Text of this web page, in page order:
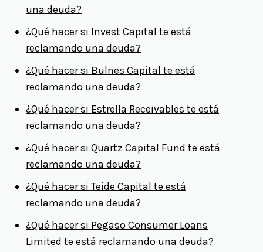
una deuda?
¿Qué hacer si Invest Capital te está
reclamando una deuda?
¿Qué hacer si Bulnes Capital te está
reclamando una deuda?
¿Qué hacer si Estrella Receivables te está
reclamando una deuda?
¿Qué hacer si Quartz Capital Fund te está
reclamando una deuda?
¿Qué hacer si Teide Capital te está
reclamando una deuda?
¿Qué hacer si Pegaso Consumer Loans
Limited te está reclamando una deuda?